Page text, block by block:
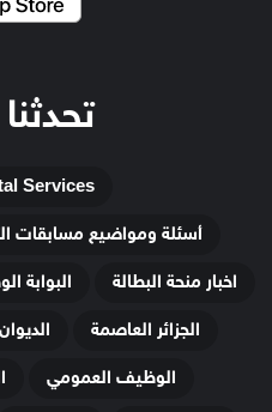
Services
أسئلة ومواضيع مسابقات
اخبار منحة البطالة
البوابة
الجزائر العاصمة
الوظيف العمومي